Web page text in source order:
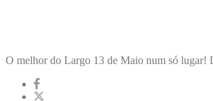
O melhor do Largo 13 de Maio num só lugar!